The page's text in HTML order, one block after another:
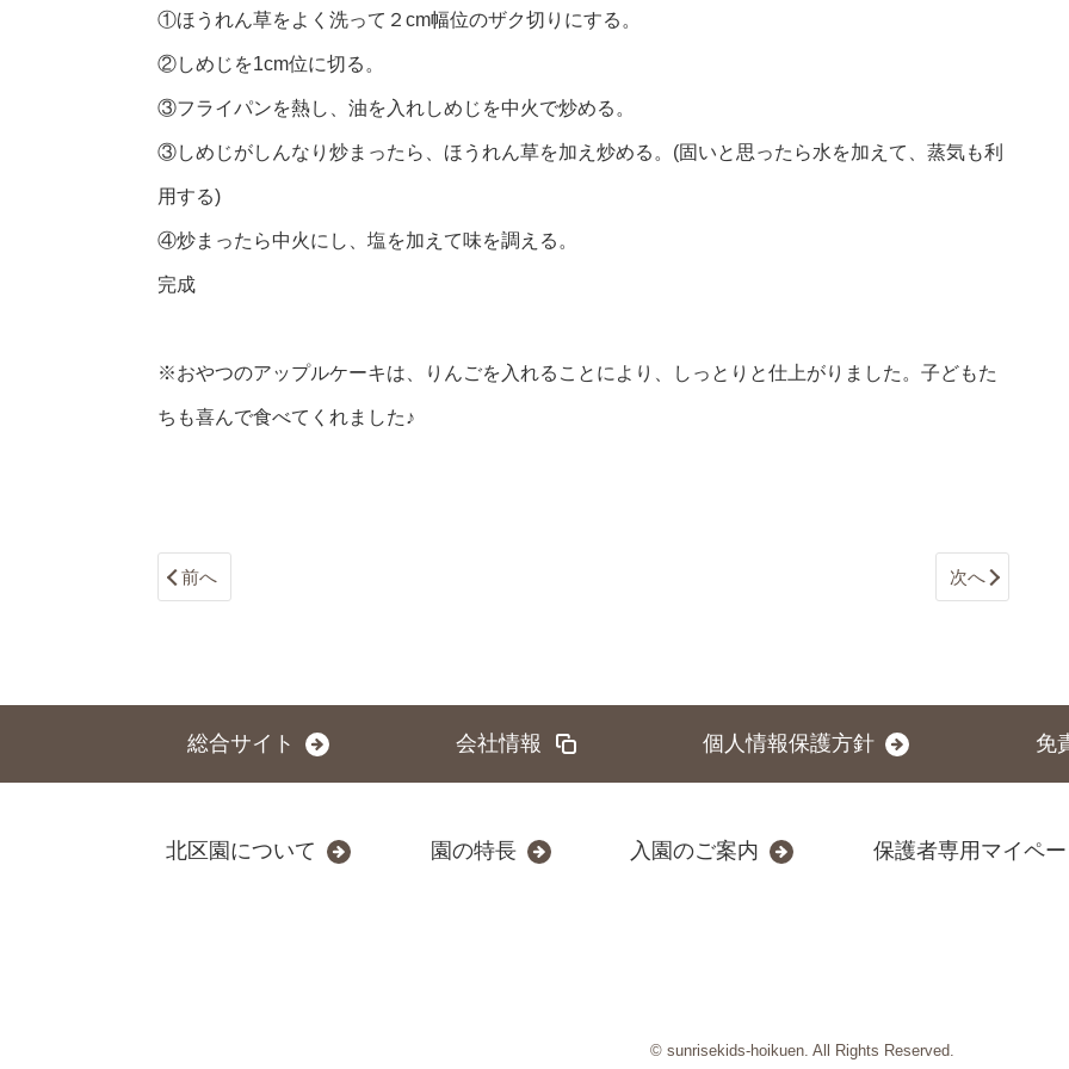
①ほうれん草をよく洗って２cm幅位のザク切りにする。
②しめじを1cm位に切る。
③フライパンを熱し、油を入れしめじを中火で炒める。
③しめじがしんなり炒まったら、ほうれん草を加え炒める。(固いと思ったら水を加えて、蒸気も利
用する)
④炒まったら中火にし、塩を加えて味を調える。
完成
※おやつのアップルケーキは、りんごを入れることにより、しっとりと仕上がりました。子どもた
ちも喜んで食べてくれました♪
前へ 次へ
総合サイト 会社情報 個人情報保護方針 免
北区園について 園の特長 入園のご案内 保護者専用マイペ
© sunrisekids-hoikuen. All Rights Reserved.